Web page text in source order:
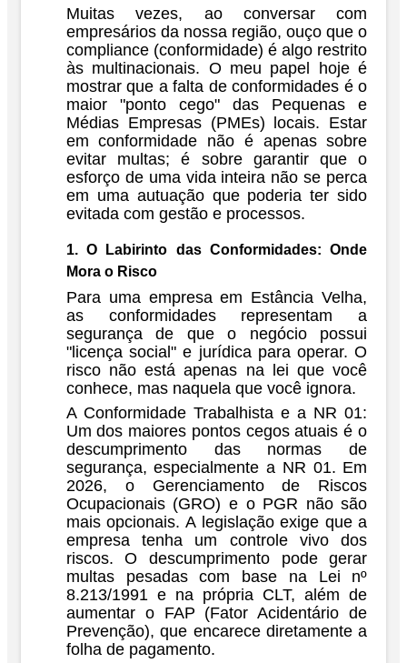
Muitas vezes, ao conversar com
empresários da nossa região, ouço que o
compliance (conformidade) é algo restrito
às multinacionais. O meu papel hoje é
mostrar que a falta de conformidades é o
maior "ponto cego" das Pequenas e
Médias Empresas (PMEs) locais. Estar
em conformidade não é apenas sobre
evitar multas; é sobre garantir que o
esforço de uma vida inteira não se perca
em uma autuação que poderia ter sido
evitada com gestão e processos.
1. O Labirinto das Conformidades: Onde
Mora o Risco
Para uma empresa em Estância Velha,
as conformidades representam a
segurança de que o negócio possui
"licença social" e jurídica para operar. O
risco não está apenas na lei que você
conhece, mas naquela que você ignora.
A Conformidade Trabalhista e a NR 01:
Um dos maiores pontos cegos atuais é o
descumprimento das normas de
segurança, especialmente a NR 01. Em
2026, o Gerenciamento de Riscos
Ocupacionais (GRO) e o PGR não são
mais opcionais. A legislação exige que a
empresa tenha um controle vivo dos
riscos. O descumprimento pode gerar
multas pesadas com base na Lei nº
8.213/1991 e na própria CLT, além de
aumentar o FAP (Fator Acidentário de
Prevenção), que encarece diretamente a
folha de pagamento.